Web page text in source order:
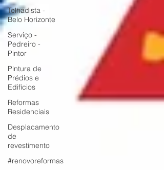
Telhadista -
Belo Horizonte
Serviço -
Pedreiro -
Pintor
Pintura de
Prédios e
Edifícios
Reformas
Residenciais
Desplacamento
de
revestimento
#renovoreformas